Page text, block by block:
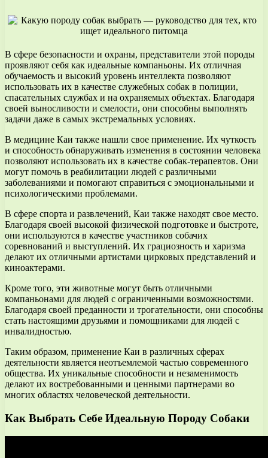
В сфере безопасности и охраны, представители этой породы
проявляют себя как идеальные компаньоны. Их отличная
обучаемость и высокий уровень интеллекта позволяют
использовать их в качестве служебных собак в полиции,
спасательных службах и на охраняемых объектах. Благодаря
своей выносливости и смелости, они способны выполнять
задачи даже в самых экстремальных условиях.
В медицине Каи также нашли свое применение. Их чуткость
и способность обнаруживать изменения в состоянии человека
позволяют использовать их в качестве собак-терапевтов. Они
могут помочь в реабилитации людей с различными
заболеваниями и помогают справиться с эмоциональными и
психологическими проблемами.
В сфере спорта и развлечений, Каи также находят свое место.
Благодаря своей высокой физической подготовке и быстроте,
они используются в качестве участников собачих
соревнований и выступлений. Их грациозность и харизма
делают их отличными артистами цирковых представлений и
киноактерами.
Кроме того, эти животные могут быть отличными
компаньонами для людей с ограниченными возможностями.
Благодаря своей преданности и трогательности, они способны
стать настоящими друзьями и помощниками для людей с
инвалидностью.
Таким образом, применение Каи в различных сферах
деятельности является неотъемлемой частью современного
общества. Их уникальные способности и незаменимость
делают их востребованными и ценными партнерами во
многих областях человеческой деятельности.
Как Выбрать Себе Идеальную Породу Собаки